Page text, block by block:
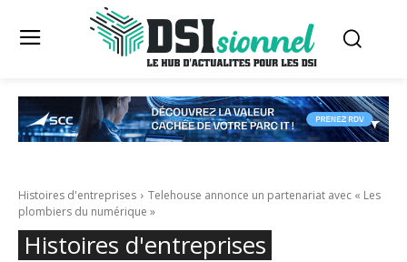
Histoires d'entreprises
Telehouse annonce un partenariat avec « Les
plombiers du numérique »
Histoires d'entreprises